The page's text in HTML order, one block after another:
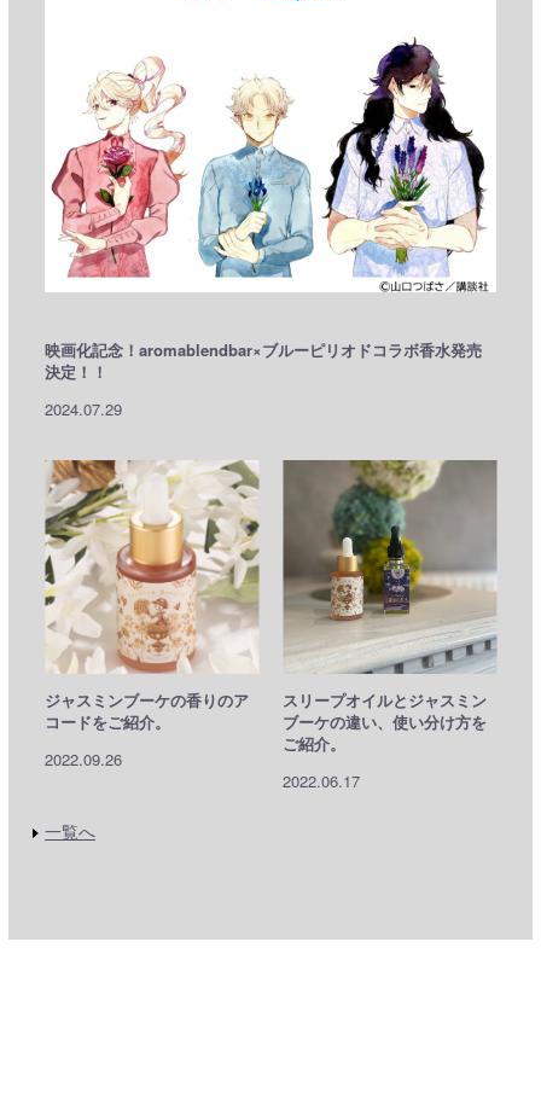
映画化記念！aromablendbar×ブルーピリオドコラボ香水発売
決定！！
2024.07.29
ジャスミンブーケの香りのア
コードをご紹介。
2022.09.26
スリープオイルとジャスミン
ブーケの違い、使い分け方を
ご紹介。
2022.06.17
一覧へ